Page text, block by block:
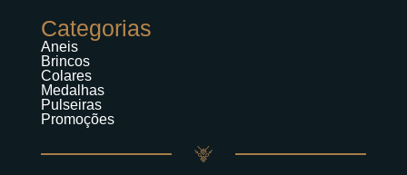
Categorias
Aneis
Brincos
Colares
Medalhas
Pulseiras
Promoções